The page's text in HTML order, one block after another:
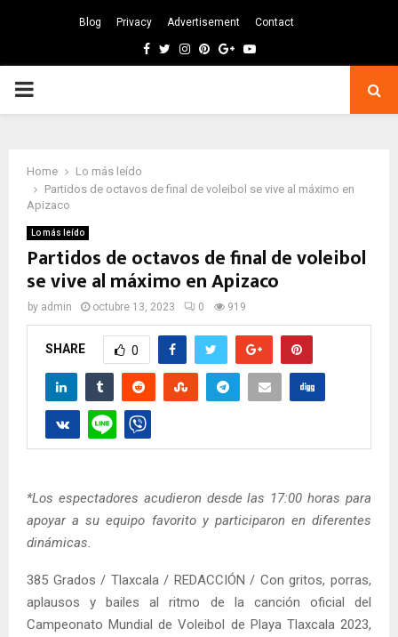
Blog Privacy Advertisement Contact
Facebook
TwitterInstagram
Pinterest
GoogleYoutube
PRIMARY
Home
Lo más leído
Partidos de octavos de final de voleibol se vive al máximo en
Apizaco
Lo más leído
Partidos de octavos de final de voleibol
se vive al máximo en Apizaco
by admin octubre 13, 2023 0 919
SHARE 0
*Los espectadores acudieron desde las 17:00 horas para
apoyar a su equipo favorito y participaron en diferentes
dinámicas.
385 Grados / Tlaxcala / REDACCIÓN / Con gritos, porras,
aplausos y bailes al ritmo de la canción oficial del
Campeonato Mundial de Voleibol de Playa Tlaxcala 2023,